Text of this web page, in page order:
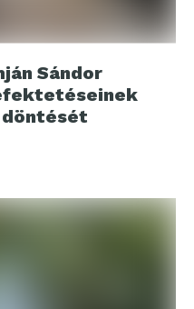
Sándor
döntését